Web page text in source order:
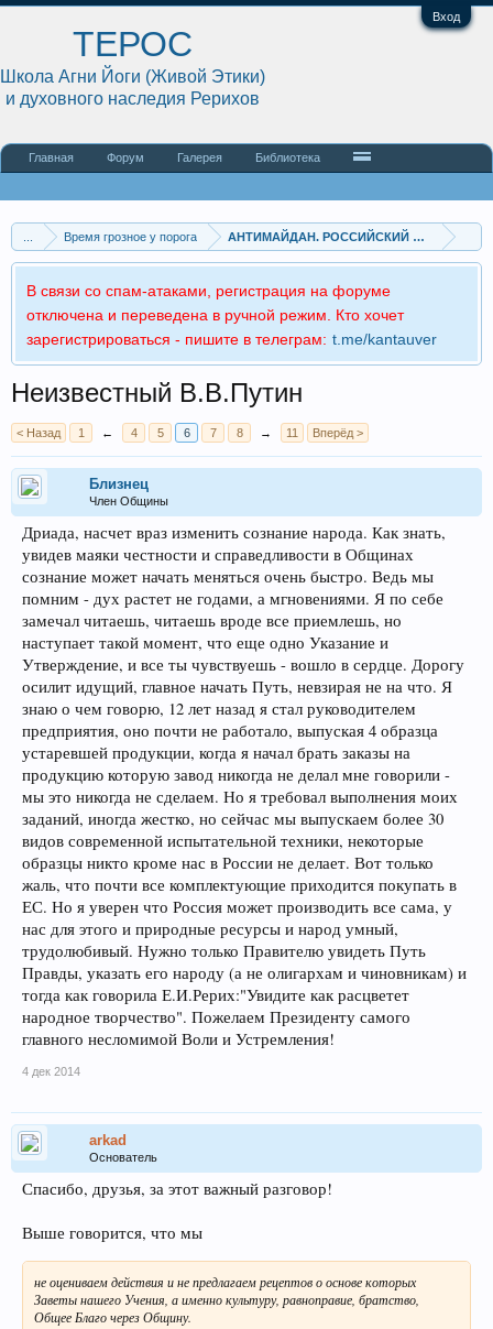
Вход
Время грозное у порога АНТИМАЙДАН. РОССИЙСКИЙ ДОЗОР
В связи со спам-атаками, регистрация на форуме
отключена и переведена в ручной режим. Кто хочет
зарегистрироваться - пишите в телеграм: t.me/kantauver
Неизвестный В.В.Путин
< Назад 1 ← 4 5 6 7 8 → 11 Вперёд >
Близнец
Член Общины
Дриада, насчет враз изменить сознание народа. Как знать,
увидев маяки честности и справедливости в Общинах
сознание может начать меняться очень быстро. Ведь мы
помним - дух растет не годами, а мгновениями. Я по себе
замечал читаешь, читаешь вроде все приемлешь, но
наступает такой момент, что еще одно Указание и
Утверждение, и все ты чувствуешь - вошло в сердце. Дорогу
осилит идущий, главное начать Путь, невзирая не на что. Я
знаю о чем говорю, 12 лет назад я стал руководителем
предприятия, оно почти не работало, выпуская 4 образца
устаревшей продукции, когда я начал брать заказы на
продукцию которую завод никогда не делал мне говорили -
мы это никогда не сделаем. Но я требовал выполнения моих
заданий, иногда жестко, но сейчас мы выпускаем более 30
видов современной испытательной техники, некоторые
образцы никто кроме нас в России не делает. Вот только
жаль, что почти все комплектующие приходится покупать в
ЕС. Но я уверен что Россия может производить все сама, у
нас для этого и природные ресурсы и народ умный,
трудолюбивый. Нужно только Правителю увидеть Путь
Правды, указать его народу (а не олигархам и чиновникам) и
тогда как говорила Е.И.Рерих:"Увидите как расцветет
народное творчество". Пожелаем Президенту самого
главного несломимой Воли и Устремления!
4 дек 2014
arkad
Основатель
Спасибо, друзья, за этот важный разговор!
Выше говорится, что мы
не оцениваем действия и не предлагаем рецептов о основе которых
Заветы нашего Учения, а именно культуру, равноправие, братство,
Общее Благо через Общину.
ТЕРОС
Школа Агни Йоги (Живой Этики)
и духовного наследия Рерихов
Главная Форум Галерея Библиотека